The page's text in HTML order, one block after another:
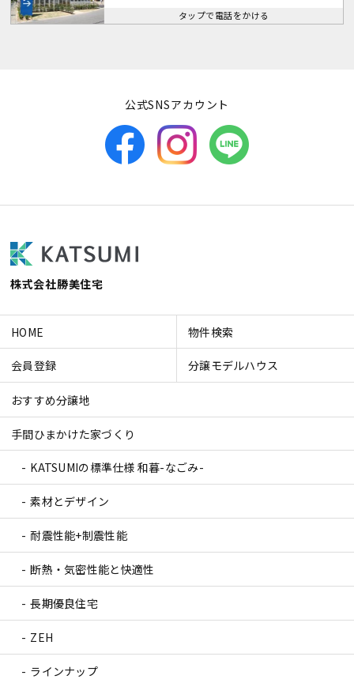
タップで電話をかける
公式SNSアカウント
株式会社勝美住宅
HOME 物件検索
会員登録 分譲モデルハウス
おすすめ分譲地
手間ひまかけた家づくり
KATSUMIの標準仕様 和暮-なごみ-
素材とデザイン
耐震性能+制震性能
断熱・気密性能と快適性
長期優良住宅
ZEH
ラインナップ